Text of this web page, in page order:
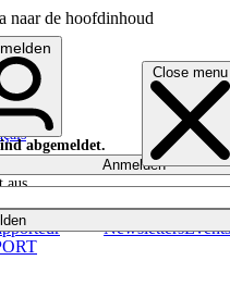
naar de hoofdinhoud
Close menu
NewslettersEvents
abgemeldet.
Anmelden
aus